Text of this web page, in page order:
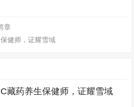
章
健师，证耀雪域
藏药养生保健师，证耀雪域